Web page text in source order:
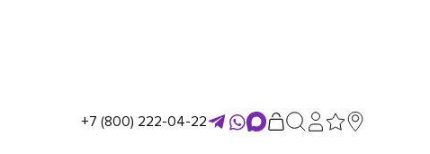
+7 (800) 222-04-22